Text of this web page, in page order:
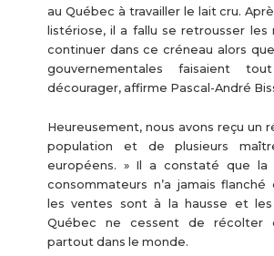
au Québec à travailler le lait cru.
listériose, il a fallu se retrousser les
continuer dans ce créneau alors
gouvernementales faisaient
décourager, affirme Pascal-André
Heureusement, nous avons reçu un
population et de plusieurs
européens. » Il a constaté que la
consommateurs n’a jamais flanché
les ventes sont à la hausse et
Québec ne cessent de récolter
partout dans le monde.